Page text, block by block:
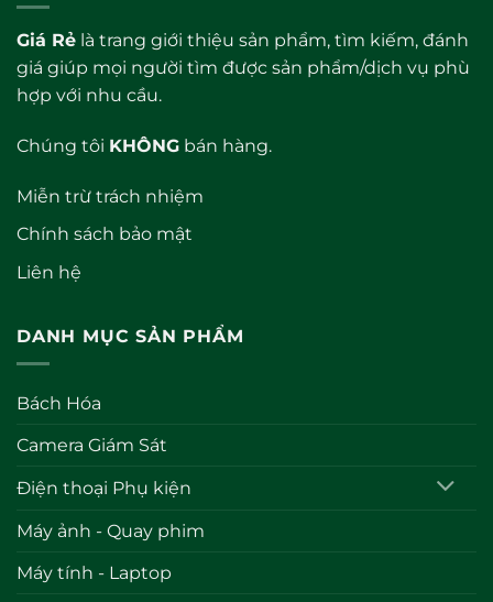
Giá Rẻ là trang giới thiệu sản phẩm, tìm kiếm, đánh
giá giúp mọi người tìm được sản phẩm/dịch vụ phù
hợp với nhu cầu.
Chúng tôi KHÔNG bán hàng.
Miễn trừ trách nhiệm
Chính sách bảo mật
Liên hệ
DANH MỤC SẢN PHẨM
Bách Hóa
Camera Giám Sát
Điện thoại Phụ kiện
Máy ảnh - Quay phim
Máy tính - Laptop